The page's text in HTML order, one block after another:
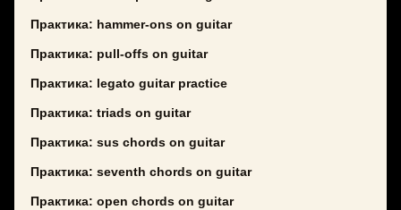
Практика: hammer-ons on guitar
Практика: pull-offs on guitar
Практика: legato guitar practice
Практика: triads on guitar
Практика: sus chords on guitar
Практика: seventh chords on guitar
Практика: open chords on guitar